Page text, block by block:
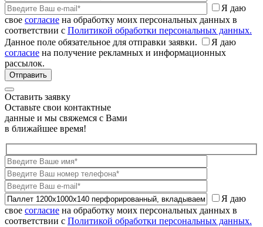
Я даю
свое согласие на обработку моих персональных данных в
соответствии с Политикой обработки персональных данных.
Данное поле обязательное для отправки заявки.
Я даю
согласие на получение рекламных и информационных
рассылок.
Оставить заявку
Оставьте свои контактные
данные и мы свяжемся с Вами
в ближайшее время!
Я даю
свое согласие на обработку моих персональных данных в
соответствии с Политикой обработки персональных данных.